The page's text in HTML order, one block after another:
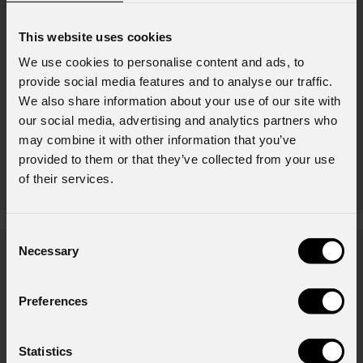
This website uses cookies
We use cookies to personalise content and ads, to
provide social media features and to analyse our traffic.
We also share information about your use of our site with
our social media, advertising and analytics partners who
may combine it with other information that you’ve
provided to them or that they’ve collected from your use
of their services.
Selection
Necessary
Preferences
Statistics
Mzx84
News